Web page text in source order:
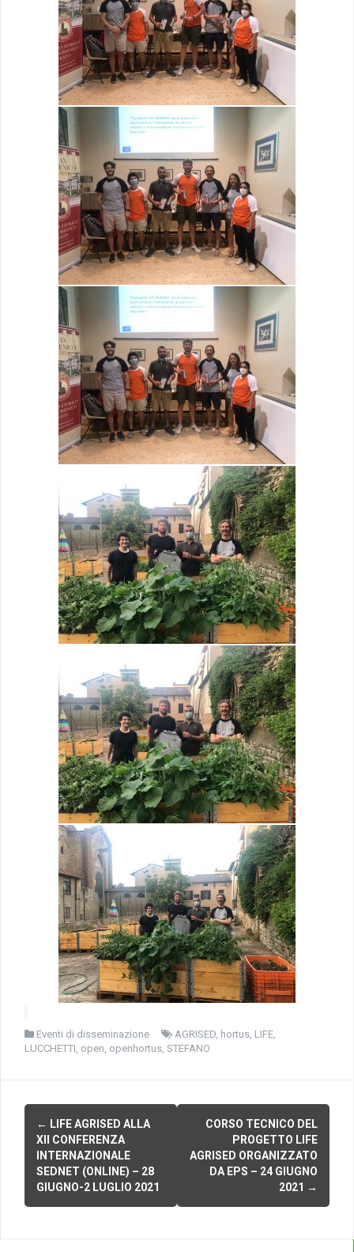
Eventi di disseminazione AGRISED hortus LIFE
LUCCHETTI open openhortus STEFANO
N
i
← LIFE AGRISED ALLA
XII CONFERENZA
INTERNAZIONALE
SEDNET (ONLINE) – 28
GIUGNO-2 LUGLIO 2021
CORSO TECNICO DEL
PROGETTO LIFE
AGRISED ORGANIZZATO
DA EPS – 24 GIUGNO
2021 →